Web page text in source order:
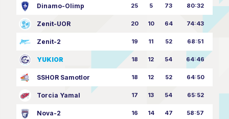
Dinamo-Olimp 25 5 73 80:32
Zenit-UOR 20 10 64 74:43
Zenit-2 19 11 52 68:51
YUKIOR 18 12 54 64:46
SSHOR Samotlor 18 12 52 64:50
Torcia Yamal 17 13 54 65:52
Nova-2 16 14 47 58:57